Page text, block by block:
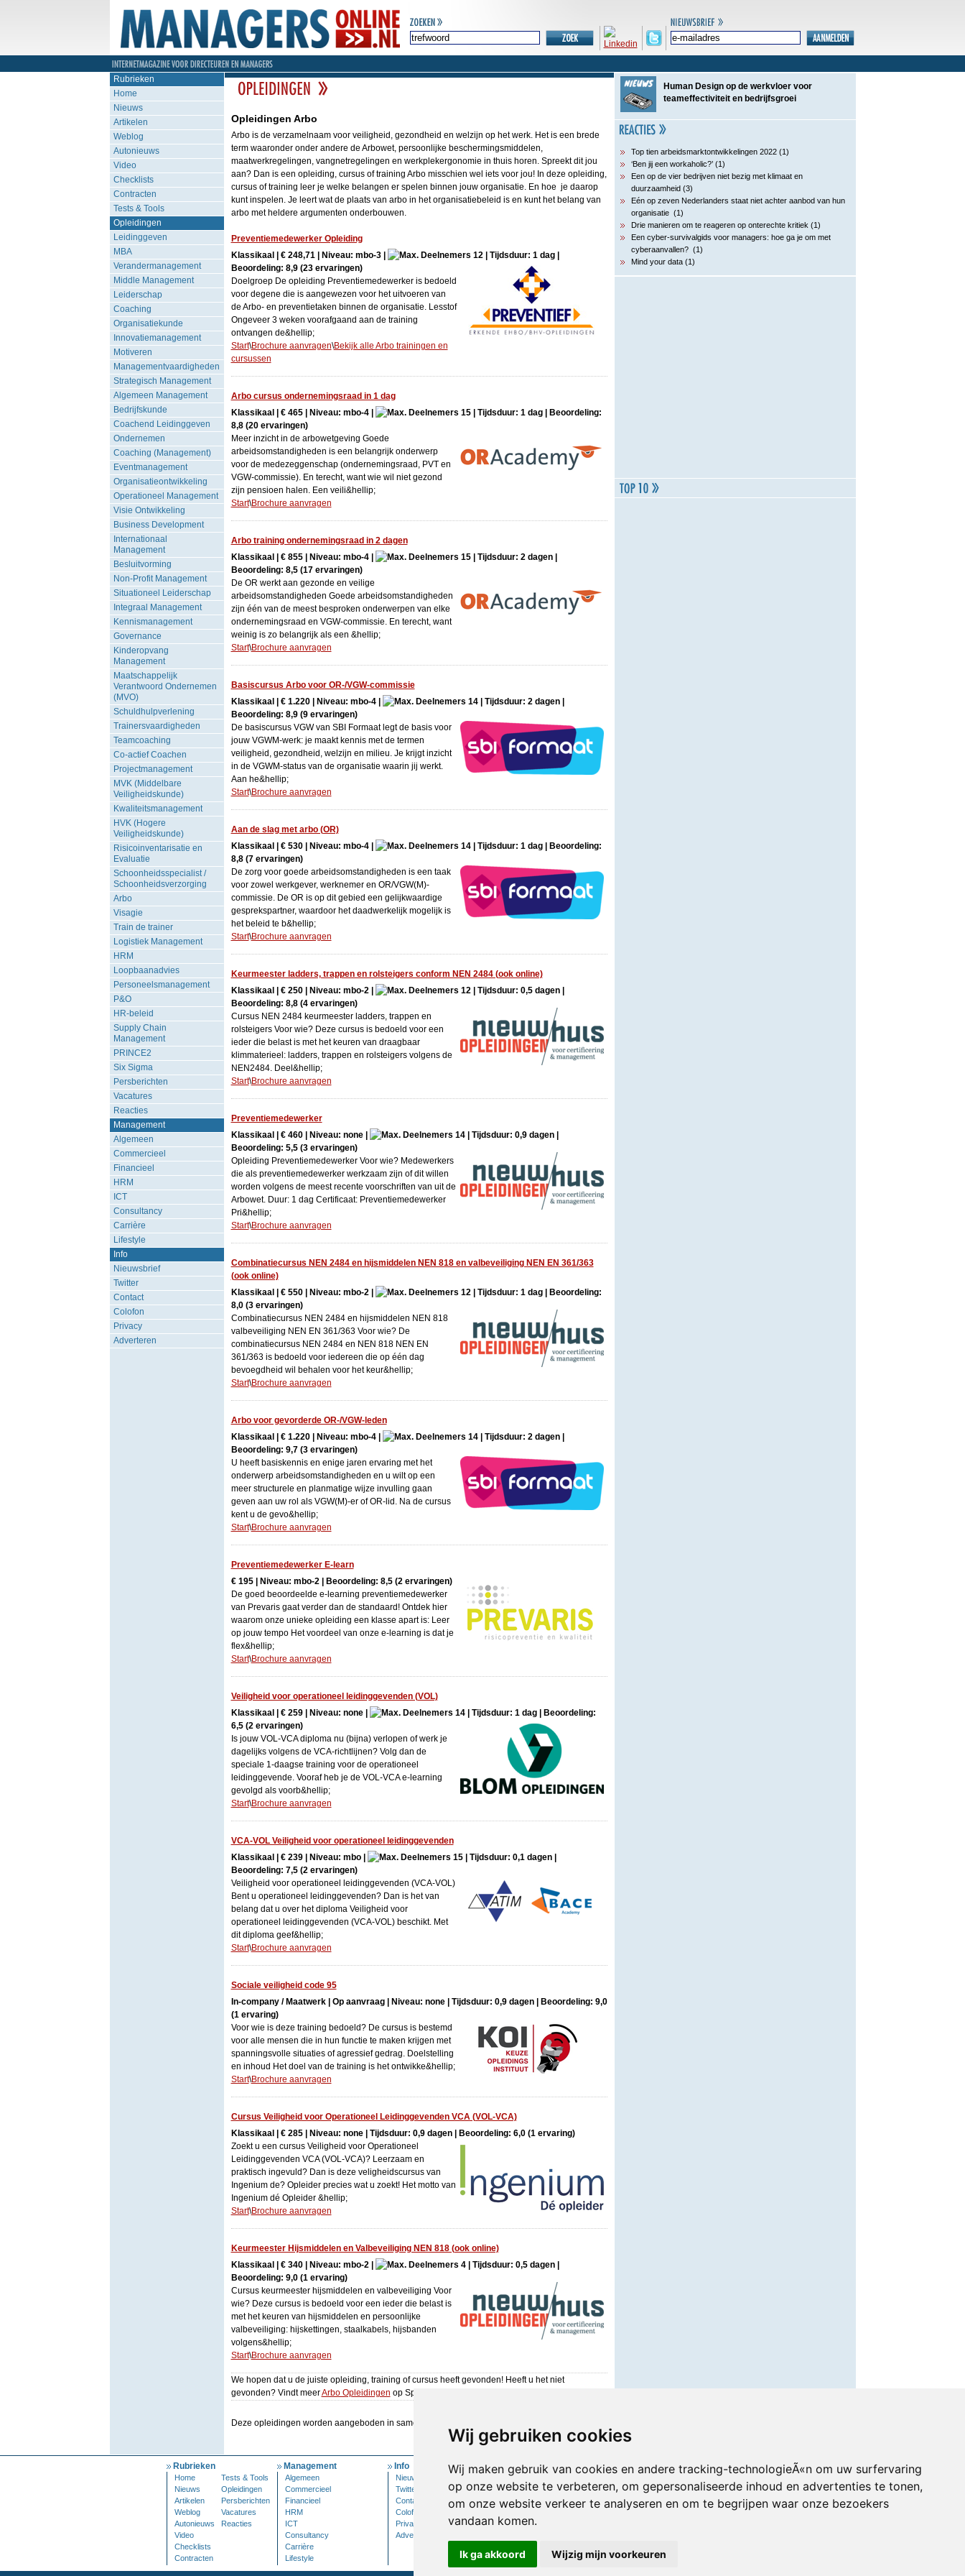
Wij gebruiken cookies
Wij maken gebruik van cookies en andere tracking-technologieÃ«n om uw surfervaring
op onze website te verbeteren, om gepersonaliseerde inhoud en advertenties te tonen,
om onze website verkeer te analyseren en om te begrijpen waar onze bezoekers
vandaan komen.
Ik ga akkoord Wijzig mijn voorkeuren
Rubrieken
Home
Nieuws
Artikelen
Weblog
Autonieuws
Video
Checklists
Contracten
Tests & Tools
Opleidingen
Leidinggeven
MBA
Verandermanagement
Middle Management
Leiderschap
Coaching
Organisatiekunde
Innovatiemanagement
Motiveren
Managementvaardigheden
Strategisch Management
Algemeen Management
Bedrijfskunde
Coachend Leidinggeven
Ondernemen
Coaching (Management)
Eventmanagement
Organisatieontwikkeling
Operationeel Management
Visie Ontwikkeling
Business Development
Internationaal
Management
Besluitvorming
Non-Profit Management
Situationeel Leiderschap
Integraal Management
Kennismanagement
Governance
Kinderopvang
Management
Maatschappelijk
Verantwoord Ondernemen
(MVO)
Schuldhulpverlening
Trainersvaardigheden
Teamcoaching
Co-actief Coachen
Projectmanagement
MVK (Middelbare
Veiligheidskunde)
Kwaliteitsmanagement
HVK (Hogere
Veiligheidskunde)
Risicoinventarisatie en
Evaluatie
Schoonheidsspecialist /
Schoonheidsverzorging
Arbo
Visagie
Train de trainer
Logistiek Management
HRM
Loopbaanadvies
Personeelsmanagement
P&O
HR-beleid
Supply Chain
Management
PRINCE2
Six Sigma
Persberichten
Vacatures
Reacties
Management
Algemeen
Commercieel
Financieel
HRM
ICT
Consultancy
Carrière
Lifestyle
Info
Nieuwsbrief
Twitter
Contact
Colofon
Privacy
Adverteren
Opleidingen Arbo
Arbo is de verzamelnaam voor veiligheid, gezondheid en welzijn op het werk. Het is een brede
term waaronder onder andere de Arbowet, persoonlijke beschermingsmiddelen,
maatwerkregelingen, vangnetregelingen en werkplekergonomie in thuis horen. Spreekt dit jou
aan? Dan is een opleiding, cursus of training Arbo misschien wel iets voor jou! In deze opleiding,
cursus of training leer je welke belangen er spelen binnen jouw organisatie. En hoe je daarop
kunt inspelen. Je leert wat de plaats van arbo in het organisatiebeleid is en kunt het belang van
arbo met heldere argumenten onderbouwen.
Preventiemedewerker Opleiding
Klassikaal | € 248,71 | Niveau: mbo-3 |
12 | Tijdsduur: 1 dag |
Beoordeling: 8,9 (23 ervaringen)
Doelgroep De opleiding Preventiemedewerker is bedoeld
voor degene die is aangewezen voor het uitvoeren van
de Arbo- en preventietaken binnen de organisatie. Lesstof
Ongeveer 3 weken voorafgaand aan de training
ontvangen de&hellip;
Start\Brochure aanvragen\Bekijk alle Arbo trainingen en
cursussen
Arbo cursus ondernemingsraad in 1 dag
Klassikaal | € 465 | Niveau: mbo-4 |
15 | Tijdsduur: 1 dag | Beoordeling:
8,8 (20 ervaringen)
Meer inzicht in de arbowetgeving Goede
arbeidsomstandigheden is een belangrijk onderwerp
voor de medezeggenschap (ondernemingsraad, PVT en
VGW-commissie). En terecht, want wie wil niet gezond
zijn pensioen halen. Een veili&hellip;
Start\Brochure aanvragen
Arbo training ondernemingsraad in 2 dagen
Klassikaal | € 855 | Niveau: mbo-4 |
15 | Tijdsduur: 2 dagen |
Beoordeling: 8,5 (17 ervaringen)
De OR werkt aan gezonde en veilige
arbeidsomstandigheden Goede arbeidsomstandigheden
zijn één van de meest besproken onderwerpen van elke
ondernemingsraad en VGW-commissie. En terecht, want
weinig is zo belangrijk als een &hellip;
Start\Brochure aanvragen
Basiscursus Arbo voor OR-/VGW-commissie
Klassikaal | € 1.220 | Niveau: mbo-4 |
14 | Tijdsduur: 2 dagen |
Beoordeling: 8,9 (9 ervaringen)
De basiscursus VGW van SBI Formaat legt de basis voor
jouw VGWM-werk: je maakt kennis met de termen
veiligheid, gezondheid, welzijn en milieu. Je krijgt inzicht
in de VGWM-status van de organisatie waarin jij werkt.
Aan he&hellip;
Start\Brochure aanvragen
Aan de slag met arbo (OR)
Klassikaal | € 530 | Niveau: mbo-4 |
14 | Tijdsduur: 1 dag | Beoordeling:
8,8 (7 ervaringen)
De zorg voor goede arbeidsomstandigheden is een taak
voor zowel werkgever, werknemer en OR/VGW(M)-
commissie. De OR is op dit gebied een gelijkwaardige
gesprekspartner, waardoor het daadwerkelijk mogelijk is
het beleid te b&hellip;
Start\Brochure aanvragen
Keurmeester ladders, trappen en rolsteigers conform NEN 2484 (ook online)
Klassikaal | € 250 | Niveau: mbo-2 |
12 | Tijdsduur: 0,5 dagen |
Beoordeling: 8,8 (4 ervaringen)
Cursus NEN 2484 keurmeester ladders, trappen en
rolsteigers Voor wie? Deze cursus is bedoeld voor een
ieder die belast is met het keuren van draagbaar
klimmaterieel: ladders, trappen en rolsteigers volgens de
NEN2484. Deel&hellip;
Start\Brochure aanvragen
Preventiemedewerker
Klassikaal | € 460 | Niveau: none |
14 | Tijdsduur: 0,9 dagen |
Beoordeling: 5,5 (3 ervaringen)
Opleiding Preventiemedewerker Voor wie? Medewerkers
die als preventiemedewerker werkzaam zijn of dit willen
worden volgens de meest recente voorschriften van uit de
Arbowet. Duur: 1 dag Certificaat: Preventiemedewerker
Pri&hellip;
Start\Brochure aanvragen
Combinatiecursus NEN 2484 en hijsmiddelen NEN 818 en valbeveiliging NEN EN 361/363
(ook online)
Klassikaal | € 550 | Niveau: mbo-2 |
12 | Tijdsduur: 1 dag | Beoordeling:
8,0 (3 ervaringen)
Combinatiecursus NEN 2484 en hijsmiddelen NEN 818
valbeveiliging NEN EN 361/363 Voor wie? De
combinatiecursus NEN 2484 en NEN 818 NEN EN
361/363 is bedoeld voor iedereen die op één dag
bevoegdheid wil behalen voor het keur&hellip;
Start\Brochure aanvragen
Arbo voor gevorderde OR-/VGW-leden
Klassikaal | € 1.220 | Niveau: mbo-4 |
14 | Tijdsduur: 2 dagen |
Beoordeling: 9,7 (3 ervaringen)
U heeft basiskennis en enige jaren ervaring met het
onderwerp arbeidsomstandigheden en u wilt op een
meer structurele en planmatige wijze invulling gaan
geven aan uw rol als VGW(M)-er of OR-lid. Na de cursus
kent u de gevo&hellip;
Start\Brochure aanvragen
Preventiemedewerker E-learn
€ 195 | Niveau: mbo-2 | Beoordeling: 8,5 (2 ervaringen)
De goed beoordeelde e-learning preventiemedewerker
van Prevaris gaat verder dan de standaard! Ontdek hier
waarom onze unieke opleiding een klasse apart is: Leer
op jouw tempo Het voordeel van onze e-learning is dat je
flex&hellip;
Start\Brochure aanvragen
Veiligheid voor operationeel leidinggevenden (VOL)
Klassikaal | € 259 | Niveau: none |
14 | Tijdsduur: 1 dag | Beoordeling:
6,5 (2 ervaringen)
Is jouw VOL-VCA diploma nu (bijna) verlopen of werk je
dagelijks volgens de VCA-richtlijnen? Volg dan de
speciale 1-daagse training voor de operationeel
leidinggevende. Vooraf heb je de VOL-VCA e-learning
gevolgd als voorb&hellip;
Start\Brochure aanvragen
VCA-VOL Veiligheid voor operationeel leidinggevenden
Klassikaal | € 239 | Niveau: mbo |
15 | Tijdsduur: 0,1 dagen |
Beoordeling: 7,5 (2 ervaringen)
Veiligheid voor operationeel leidinggevenden (VCA-VOL)
Bent u operationeel leidinggevenden? Dan is het van
belang dat u over het diploma Veiligheid voor
operationeel leidinggevenden (VCA-VOL) beschikt. Met
dit diploma geef&hellip;
Start\Brochure aanvragen
Sociale veiligheid code 95
In-company / Maatwerk | Op aanvraag | Niveau: none | Tijdsduur: 0,9 dagen | Beoordeling: 9,0
(1 ervaring)
Voor wie is deze training bedoeld? De cursus is bestemd
voor alle mensen die in hun functie te maken krijgen met
spanningsvolle situaties of agressief gedrag. Doelstelling
en inhoud Het doel van de training is het ontwikke&hellip;
Start\Brochure aanvragen
Cursus Veiligheid voor Operationeel Leidinggevenden VCA (VOL-VCA)
Klassikaal | € 285 | Niveau: none | Tijdsduur: 0,9 dagen | Beoordeling: 6,0 (1 ervaring)
Zoekt u een cursus Veiligheid voor Operationeel
Leidinggevenden VCA (VOL-VCA)? Leerzaam en
praktisch ingevuld? Dan is deze veligheidscursus van
Ingenium de? Opleider precies wat u zoekt! Het motto van
Ingenium dé Opleider &hellip;
Start\Brochure aanvragen
Keurmeester Hijsmiddelen en Valbeveiliging NEN 818 (ook online)
Klassikaal | € 340 | Niveau: mbo-2 |
4 | Tijdsduur: 0,5 dagen |
Beoordeling: 9,0 (1 ervaring)
Cursus keurmeester hijsmiddelen en valbeveiliging Voor
wie? Deze cursus is bedoeld voor een ieder die belast is
met het keuren van hijsmiddelen en persoonlijke
valbeveiliging: hijskettingen, staalkabels, hijsbanden
volgens&hellip;
Start\Brochure aanvragen
We hopen dat u de juiste opleiding, training of cursus heeft gevonden! Heeft u het niet
gevonden? Vindt meerArbo Opleidingen op Springest.
Deze opleidingen worden aangeboden in samenwerking met
Human Design op de werkvloer voor
teameffectiviteit en bedrijfsgroei
Top tien arbeidsmarktontwikkelingen 2022 (1)
‘Ben jij een workaholic?’ (1)
Een op de vier bedrijven niet bezig met klimaat en
duurzaamheid (3)
Eén op zeven Nederlanders staat niet achter aanbod van hun
organisatie (1)
Drie manieren om te reageren op onterechte kritiek (1)
Een cyber-survivalgids voor managers: hoe ga je om met
cyberaanvallen? (1)
Mind your data (1)
Rubrieken
Home
Tests & Tools
Nieuws
Opleidingen
Artikelen
Persberichten
Weblog
Vacatures
Autonieuws
Reacties
Video
Checklists
Contracten
Management
Algemeen
Commercieel
Financieel
HRM
ICT
Consultancy
Carrière
Lifestyle
Info
Nieuwsbrief
Twitter
Contact
Colofon
Privacy
Adverteren
Mijn Account
Inloggen